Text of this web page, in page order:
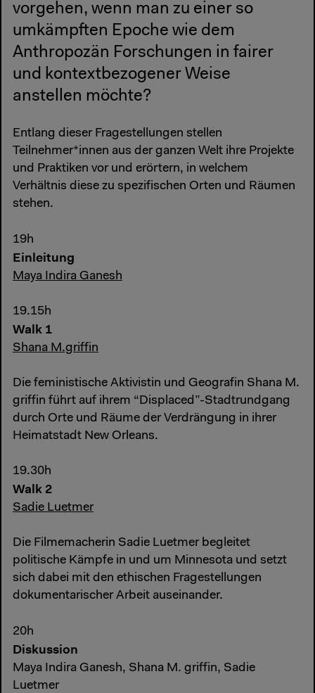
vorgehen, wenn man zu einer so
umkämpften Epoche wie dem
Anthropozän Forschungen in fairer
und kontextbezogener Weise
anstellen möchte?
Entlang dieser Fragestellungen stellen
Teilnehmer*innen aus der ganzen Welt ihre Projekte
und Praktiken vor und erörtern, in welchem
Verhältnis diese zu spezifischen Orten und Räumen
stehen.
19h
Einleitung
Maya Indira Ganesh
19.15h
Walk 1
Shana M.griffin
Die feministische Aktivistin und Geografin Shana M.
griffin führt auf ihrem “Displaced”-Stadtrundgang
durch Orte und Räume der Verdrängung in ihrer
Heimatstadt New Orleans.
19.30h
Walk 2
Sadie Luetmer
Die Filmemacherin Sadie Luetmer begleitet
politische Kämpfe in und um Minnesota und setzt
sich dabei mit den ethischen Fragestellungen
dokumentarischer Arbeit auseinander.
20h
Diskussion
Maya Indira Ganesh, Shana M. griffin, Sadie
Luetmer